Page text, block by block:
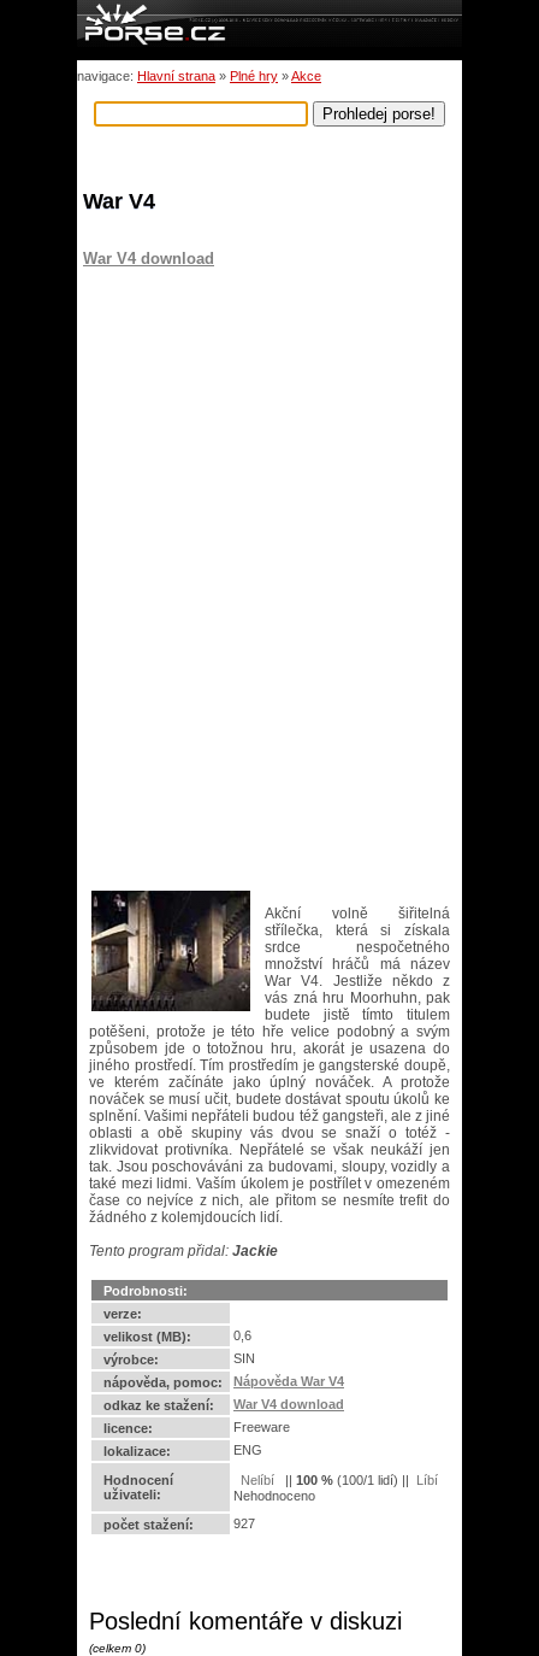
navigace: Hlavní strana » Plné hry »Akce
War V4
War V4 download
Akční volně šiřitelná
střílečka, která si získala
srdce nespočetného
množství hráčů má název
War V4. Jestliže někdo z
vás zná hru Moorhuhn, pak
budete jistě tímto titulem
potěšeni, protože je této hře velice podobný a svým
způsobem jde o totožnou hru, akorát je usazena do
jiného prostředí. Tím prostředím je gangsterské doupě,
ve kterém začínáte jako úplný nováček. A protože
nováček se musí učit, budete dostávat spoutu úkolů ke
splnění. Vašimi nepřáteli budou též gangsteři, ale z jiné
oblasti a obě skupiny vás dvou se snaží o totéž -
zlikvidovat protivníka. Nepřátelé se však neukáží jen
tak. Jsou poschováváni za budovami, sloupy, vozidly a
také mezi lidmi. Vaším úkolem je postřílet v omezeném
čase co nejvíce z nich, ale přitom se nesmíte trefit do
žádného z kolemjdoucích lidí.
Tento program přidal: Jackie
Podrobnosti:
verze:
velikost (MB):
0,6
výrobce:
SIN
nápověda, pomoc:
Nápověda War V4
odkaz ke stažení:
War V4 download
licence:
Freeware
lokalizace:
ENG
Hodnocení
uživateli:
|| 100 % (100/1 lidí) ||
Nehodnoceno
počet stažení:
927
Poslední komentáře v diskuzi
(celkem 0)